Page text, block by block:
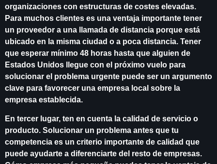
organizaciones con estructuras de costes elevadas.
Para muchos clientes es una ventaja importante tener
un proveedor a una llamada de distancia porque está
ubicado en la misma ciudad o a poca distancia. Tener
que esperar mínimo 48 horas hasta que alguien de
Estados Unidos llegue con el próximo vuelo para
solucionar el problema urgente puede ser un argumento
clave para favorecer una empresa local sobre la
empresa establecida.
En tercer lugar, ten en cuenta la calidad de servicio o
producto. Solucionar un problema antes que tu
competencia es un criterio importante de calidad que
puede ayudarte a diferenciarte del resto de empresas.